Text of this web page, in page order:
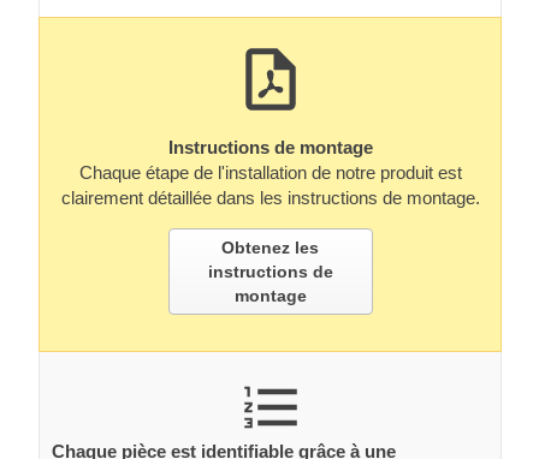
Instructions de montage
Chaque étape de l'installation de notre produit est
clairement détaillée dans les instructions de montage.
Obtenez les
instructions de
montage
Chaque pièce est identifiable grâce à une